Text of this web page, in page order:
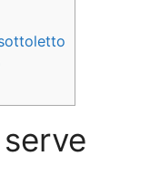
serve